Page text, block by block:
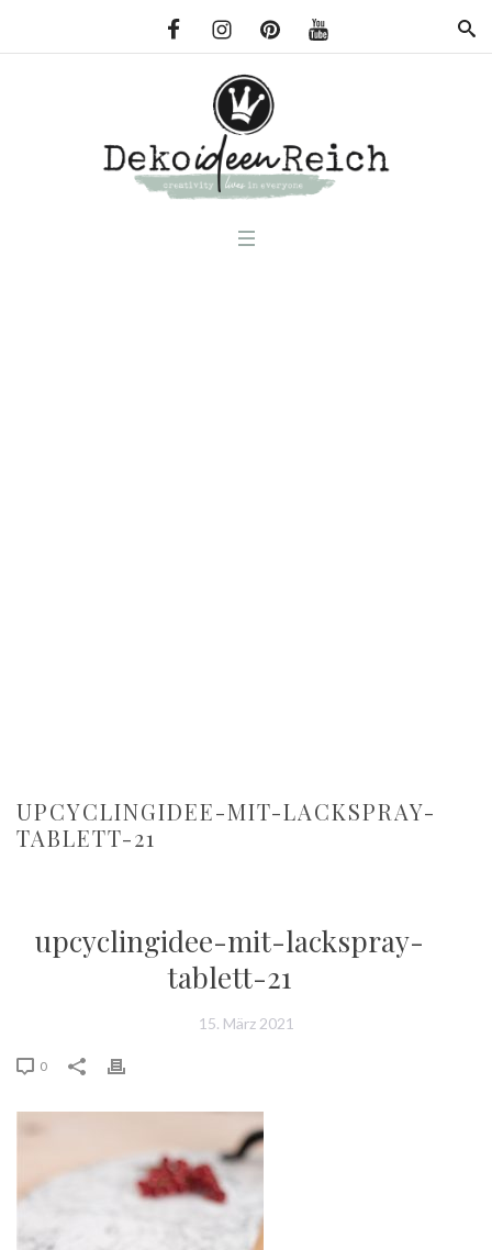
UPCYCLINGIDEE-MIT-LACKSPRAY-
TABLETT-21
upcyclingidee-mit-lackspray-
tablett-21
15. März 2021
0